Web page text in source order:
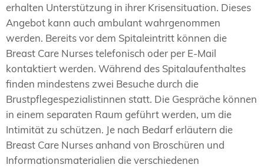
erhalten Unterstützung in ihrer Krisensituation. Dieses
Angebot kann auch ambulant wahrgenommen
werden. Bereits vor dem Spitaleintritt können die
Breast Care Nurses telefonisch oder per E-Mail
kontaktiert werden. Während des Spitalaufenthaltes
finden mindestens zwei Besuche durch die
Brustpflegespezialistinnen statt. Die Gespräche können
in einem separaten Raum geführt werden, um die
Intimität zu schützen. Je nach Bedarf erläutern die
Breast Care Nurses anhand von Broschüren und
Informationsmaterialien die verschiedenen